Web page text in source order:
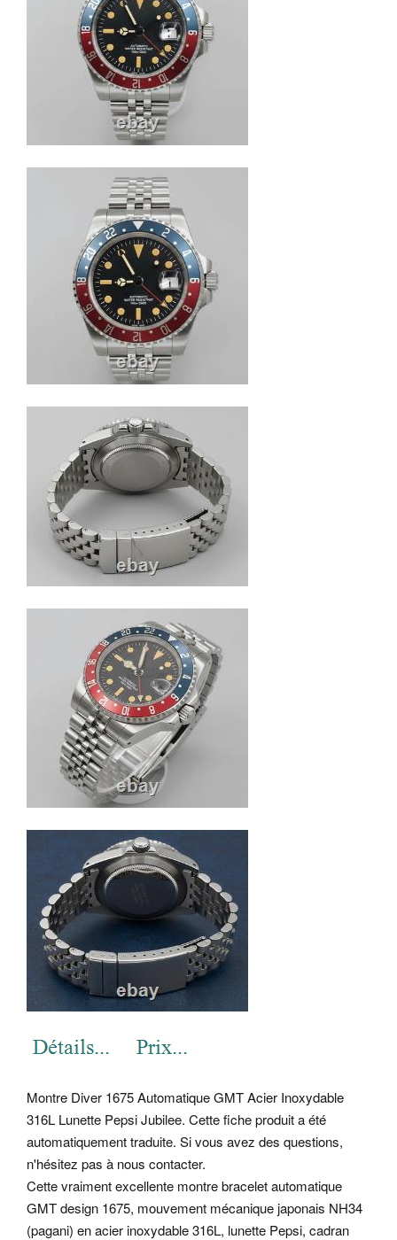
Montre Diver 1675 Automatique GMT Acier Inoxydable
316L Lunette Pepsi Jubilee. Cette fiche produit a été
automatiquement traduite. Si vous avez des questions,
n'hésitez pas à nous contacter.
Cette vraiment excellente montre bracelet automatique
GMT design 1675, mouvement mécanique japonais NH34
(pagani) en acier inoxydable 316L, lunette Pepsi, cadran